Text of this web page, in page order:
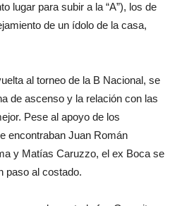
lugar para subir a la “A”), los de
de un ídolo de la casa,
al torneo de la B Nacional, se
de ascenso y la relación con las
Pese al apoyo de los
encontraban Juan Román
y Matías Caruzzo, el ex Boca se
paso al costado.